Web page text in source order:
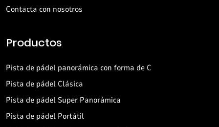
Contacta con nosotros
Productos
Pista de pádel panorámica con forma de C
Pista de pádel Clásica
Pista de pádel Super Panorámica
Pista de pádel Portátil